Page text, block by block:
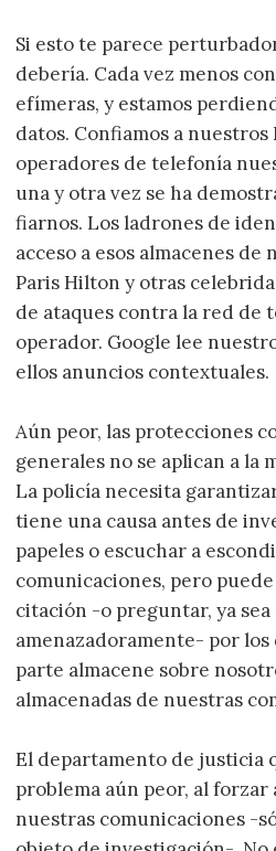
Si esto te parece
debería. Cada vez menos
efímeras, y estamos
datos. Confiamos a nuestros
operadores de telefonía
una y otra vez se ha
fiarnos. Los ladrones de
acceso a esos almacenes
Paris Hilton y otras
de ataques contra la red de
operador. Google lee
ellos anuncios contextuales.
Aún peor, las protecciones
generales no se aplican a la
La policía necesita
tiene una causa antes de
papeles o escuchar a
comunicaciones, pero
citación -o preguntar, ya sea
amenazadoramente- por
parte almacene sobre
almacenadas de nuestras
El departamento de justicia
problema aún peor, al forzar
nuestras comunicaciones -